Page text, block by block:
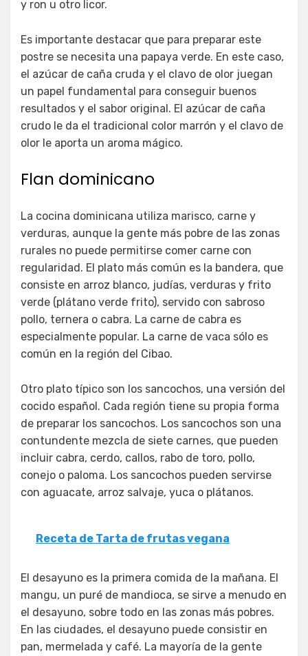
y ron u otro licor.
Es importante destacar que para preparar este
postre se necesita una papaya verde. En este caso,
el azúcar de caña cruda y el clavo de olor juegan
un papel fundamental para conseguir buenos
resultados y el sabor original. El azúcar de caña
crudo le da el tradicional color marrón y el clavo de
olor le aporta un aroma mágico.
Flan dominicano
La cocina dominicana utiliza marisco, carne y
verduras, aunque la gente más pobre de las zonas
rurales no puede permitirse comer carne con
regularidad. El plato más común es la bandera, que
consiste en arroz blanco, judías, verduras y frito
verde (plátano verde frito), servido con sabroso
pollo, ternera o cabra. La carne de cabra es
especialmente popular. La carne de vaca sólo es
común en la región del Cibao.
Otro plato típico son los sancochos, una versión del
cocido español. Cada región tiene su propia forma
de preparar los sancochos. Los sancochos son una
contundente mezcla de siete carnes, que pueden
incluir cabra, cerdo, callos, rabo de toro, pollo,
conejo o paloma. Los sancochos pueden servirse
con aguacate, arroz salvaje, yuca o plátanos.
Receta de Tarta de frutas vegana
El desayuno es la primera comida de la mañana. El
mangu, un puré de mandioca, se sirve a menudo en
el desayuno, sobre todo en las zonas más pobres.
En las ciudades, el desayuno puede consistir en
pan, mermelada y café. La mayoría de la gente